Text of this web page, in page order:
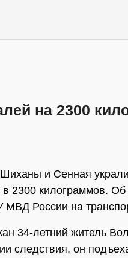
на 2300
и Сенная
2300 килограммов.
МВД России на
34-летний житель
следствия, он